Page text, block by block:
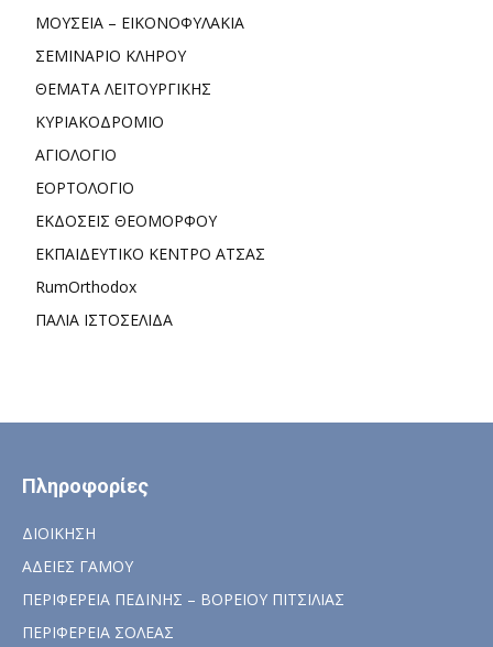
ΜΟΥΣΕΙΑ – ΕΙΚΟΝΟΦΥΛΑΚΙΑ
ΣΕΜΙΝΑΡΙΟ ΚΛΗΡΟΥ
ΘΕΜΑΤΑ ΛΕΙΤΟΥΡΓΙΚΗΣ
ΚΥΡΙΑΚΟΔΡΟΜΙΟ
ΑΓΙΟΛΟΓΙΟ
ΕΟΡΤΟΛΟΓΙΟ
ΕΚΔΟΣΕΙΣ ΘΕΟΜΟΡΦΟΥ
ΕΚΠΑΙΔΕΥΤΙΚΟ ΚΕΝΤΡΟ ΑΤΣΑΣ
RumOrthodox
ΠΑΛΙΑ ΙΣΤΟΣΕΛΙΔΑ
Πληροφορίες
ΔΙΟΙΚΗΣΗ
ΑΔΕΙΕΣ ΓΑΜΟΥ
ΠΕΡΙΦΕΡΕΙΑ ΠΕΔΙΝΗΣ – ΒΟΡΕΙΟΥ ΠΙΤΣΙΛΙΑΣ
ΠΕΡΙΦΕΡΕΙΑ ΣΟΛΕΑΣ